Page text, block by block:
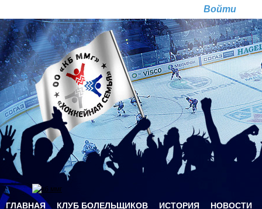
ГЛАВНАЯ КЛУБ БОЛЕЛЬЩИКОВ ИСТОРИЯ НОВОСТИ